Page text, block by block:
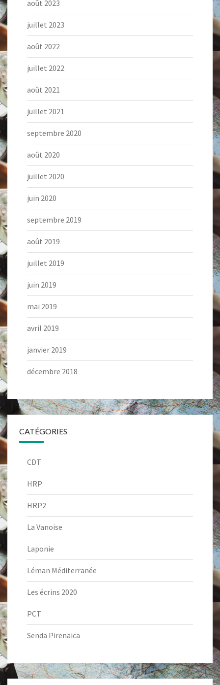
août 2023
juillet 2023
août 2022
juillet 2022
août 2021
juillet 2021
septembre 2020
août 2020
juillet 2020
juin 2020
septembre 2019
août 2019
juillet 2019
juin 2019
mai 2019
avril 2019
janvier 2019
décembre 2018
CATÉGORIES
CDT
HRP
HRP2
La Vanoise
Laponie
Léman Méditerranée
Les écrins 2020
PCT
Senda Pirenaica